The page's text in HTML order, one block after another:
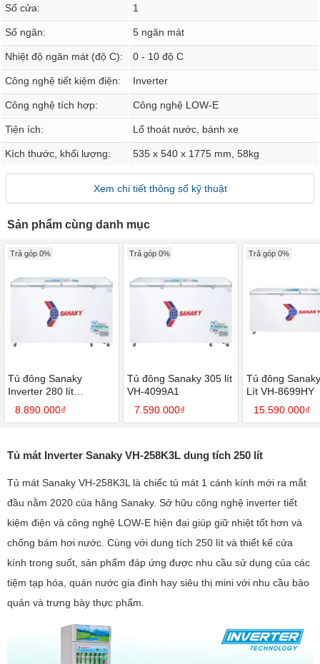
Số cửa: 1
Số ngăn: 5 ngăn mát
Nhiệt độ ngăn mát (độ C): 0 - 10 độ C
Công nghệ tiết kiệm điện: Inverter
Công nghệ tích hợp: Công nghệ LOW-E
Tiện ích: Lổ thoát nước, bánh xe
Kích thước, khối lượng: 535 x 540 x 1775 mm, 58kg
Xem chi tiết thông số kỹ thuật
Sản phẩm cùng danh mục
Trả góp 0%
Tủ đông Sanaky
Inverter 280 lít
TD.VH4099W4K
8.890.000₫
Trả góp 0%
Tủ đông Sanaky 305 lít
VH-4099A1
7.590.000₫
Trả góp 0%
Tủ đông
Lít VH-8699HY
15.590.000₫
Tủ mát Inverter Sanaky VH-258K3L dung tích 250 lít
Tủ mát Sanaky VH-258K3L là chiếc tủ mát 1 cánh kính mới ra mắt
đầu nằm 2020 của hãng Sanaky. Sở hữu công nghệ inverter tiết
kiệm điện và công nghệ LOW-E hiện đại giúp giữ nhiệt tốt hơn và
chống bám hơi nước. Cùng với dung tích 250 lít và thiết kế cửa
kính trong suốt, sản phẩm đáp ứng được nhu cầu sử dụng của các
tiệm tạp hóa, quán nước gia đình hay siêu thị mini với nhu cầu bảo
quản và trưng bày thực phẩm.